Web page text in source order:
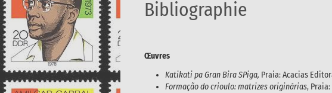
Bibliographie
Œuvres
Katikati pa Gran Bira SPiga, Praia: Acacias
Formação do crioulo: matrizes originárias,